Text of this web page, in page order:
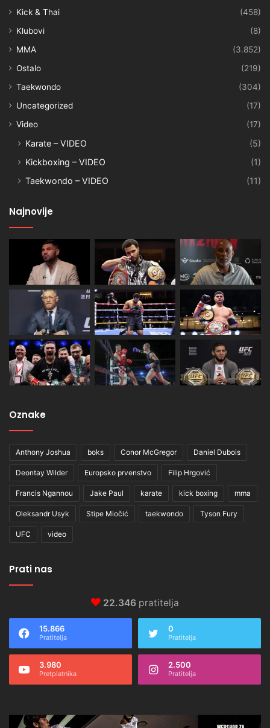
Kick & Thai
(458)
Klubovi
(8)
MMA
(3.852)
Ostalo
(219)
Taekwondo
(304)
Uncategorized
(17)
Video
(17)
Karate – VIDEO
(5)
Kickboxing – VIDEO
(1)
Taekwondo – VIDEO
(11)
Najnovije
Oznake
Anthony Joshua boks Conor McGregor Daniel Dubois
Deontay Wilder Europsko prvenstvo Filip Hrgović
Francis Ngannou Jake Paul karate kick boxing mma
Oleksandr Usyk Stipe Miočić taekwondo Tyson Fury
UFC video
Prati nas
22.346 pratitelja
15.866
Pratitelja
0
Pratitelja
3.980
Pretplatnika
2.500
Pratitelja